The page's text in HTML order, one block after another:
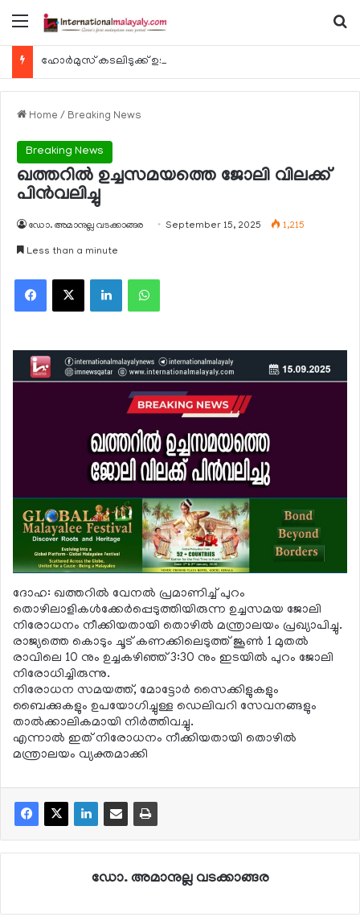
Menu
ഹോര്‍മുസ് കടലിടുക്ക് ഉടന്‍ തുറന്നേക്കും
Home / Breaking News
Breaking News
ഖത്തറില്‍ ഉച്ചസമയത്തെ ജോലി വിലക്ക്
പിന്‍വലിച്ചു
ഡോ. അമാനുല്ല വടക്കാങ്ങര September 15, 2025 1,215
Less than a minute
Facebook
X LinkedInWhatsApp
ദോഹ: ഖത്തറില്‍ വേനല്‍ പ്രമാണിച്ച് പുറം
തൊഴിലാളികള്‍ക്കേര്‍പ്പെടുത്തിയിരുന്ന ഉച്ചസമയ ജോലി
നിരോധനം നീക്കിയതായി തൊഴില്‍ മന്ത്രാലയം പ്രഖ്യാപിച്ചു.
രാജ്യത്തെ കൊടും ചൂട് കണക്കിലെടുത്ത് ജൂണ്‍ 1 മുതല്‍
രാവിലെ 10 നും ഉച്ചകഴിഞ്ഞ് 3:30 നും ഇടയില്‍ പുറം ജോലി
നിരോധിച്ചിരുന്നു.
നിരോധന സമയത്ത്, മോട്ടോര്‍ സൈക്കിളുകളും
ബൈക്കുകളും ഉപയോഗിച്ചുള്ള ഡെലിവറി സേവനങ്ങളും
താല്‍ക്കാലികമായി നിര്‍ത്തിവച്ചു.
എന്നാല്‍ ഇത് നിരോധനം നീക്കിയതായി തൊഴില്‍
മന്ത്രാലയം വ്യക്തമാക്കി
ഡോ. അമാനുല്ല വടക്കാങ്ങര